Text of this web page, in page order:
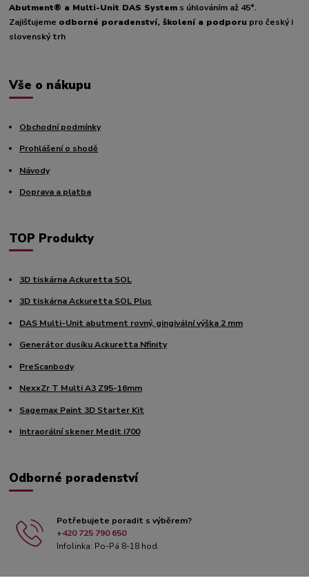
Abutment® a Multi-Unit DAS System s úhlováním až 45°.
Zajišťujeme odborné poradenství, školení a podporu pro český i
slovenský trh
Vše o nákupu
Obchodní podmínky
Prohlášení o shodě
Návody
Doprava a platba
TOP Produkty
3D tiskárna Ackuretta SOL
3D tiskárna Ackuretta SOL Plus
DAS Multi-Unit abutment rovný, gingivální výška 2 mm
Generátor dusíku Ackuretta Nfinity
PreScanbody
NexxZr T Multi A3 Z95-16mm
Sagemax Paint 3D Starter Kit
Intraorální skener Medit i700
Odborné poradenství
Potřebujete poradit s výběrem?
+420 725 790 650
Infolinka: Po-Pá 8-18 hod.